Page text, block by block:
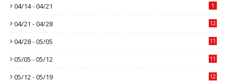
04/14 - 04/21 1
04/21 - 04/28 12
04/28 - 05/05 11
05/05 - 05/12 11
05/12 - 05/19 12